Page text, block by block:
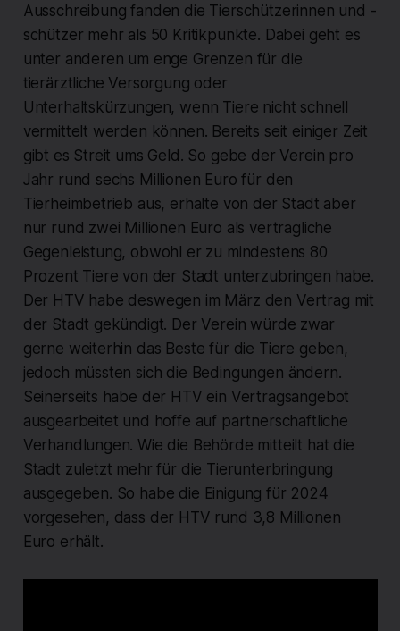
Ausschreibung fanden die Tierschützerinnen und -
schützer mehr als 50 Kritikpunkte. Dabei geht es
unter anderen um enge Grenzen für die
tierärztliche Versorgung oder
Unterhaltskürzungen, wenn Tiere nicht schnell
vermittelt werden können. Bereits seit einiger Zeit
gibt es Streit ums Geld. So gebe der Verein pro
Jahr rund sechs Millionen Euro für den
Tierheimbetrieb aus, erhalte von der Stadt aber
nur rund zwei Millionen Euro als vertragliche
Gegenleistung, obwohl er zu mindestens 80
Prozent Tiere von der Stadt unterzubringen habe.
Der HTV habe deswegen im März den Vertrag mit
der Stadt gekündigt. Der Verein würde zwar
gerne weiterhin das Beste für die Tiere geben,
jedoch müssten sich die Bedingungen ändern.
Seinerseits habe der HTV ein Vertragsangebot
ausgearbeitet und hoffe auf partnerschaftliche
Verhandlungen. Wie die Behörde mitteilt hat die
Stadt zuletzt mehr für die Tierunterbringung
ausgegeben. So habe die Einigung für 2024
vorgesehen, dass der HTV rund 3,8 Millionen
Euro erhält.